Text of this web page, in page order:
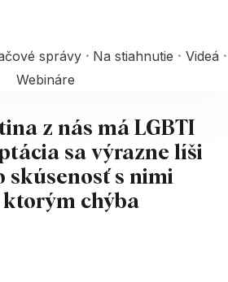
správy Na stiahnutie
Videá
Webináre
z nás má LGBTI
sa výrazne líši
skúsenosť s nimi
chýba